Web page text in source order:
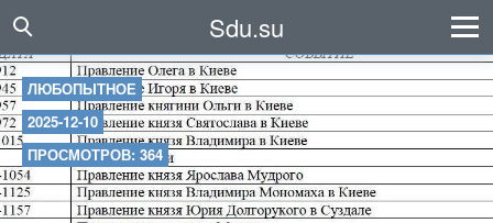
Sdu.su
ЛЮБОПЫТНОЕ
2025-12-10
ПРОСМОТРОВ: 364